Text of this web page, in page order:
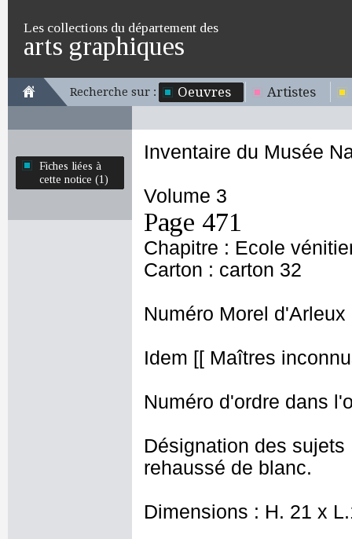
Les collections du département des
arts graphiques
Recherche sur : Oeuvres Artistes
Fiches liées à
cette notice (1)
Inventaire du Musée
Volume 3
Page 471
Chapitre : Ecole
Carton : carton 32
Numéro Morel d'Arleux
Idem [[ Maîtres
Numéro d'ordre dans
Désignation des
rehaussé de blanc.
Dimensions : H. 21 x